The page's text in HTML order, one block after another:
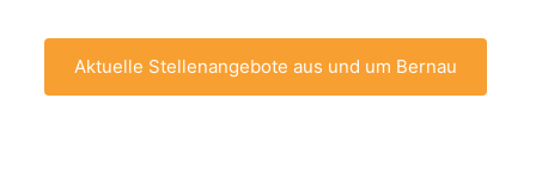
Aktuelle Stellenangebote aus und um Bernau